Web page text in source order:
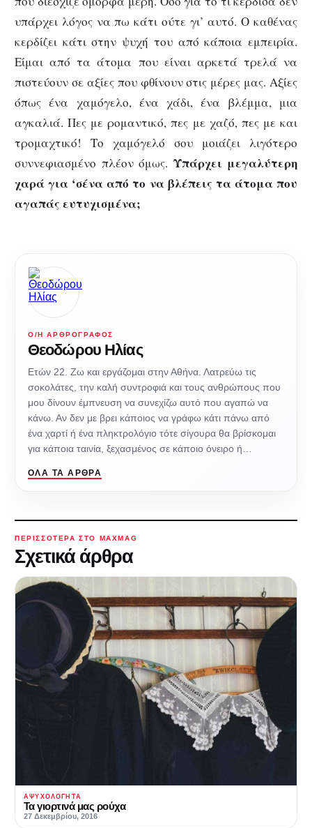
υπάρχει λόγος να πω κάτι ούτε γι’ αυτό. Ο καθένας
κερδίζει κάτι στην ψυχή του από κάποια εμπειρία.
Είμαι από τα άτομα που είναι αρκετά τρελά να
πιστεύουν σε αξίες που φθίνουν στις μέρες μας. Αξίες
όπως ένα χαμόγελο, ένα χάδι, ένα βλέμμα, μια
αγκαλιά. Πες με ρομαντικό, πες με χαζό, πες με και
τρομαχτικό! Το χαμόγελό σου μοιάζει λιγότερο
συννεφιασμένο πλέον όμως. Υπάρχει μεγαλύτερη
χαρά για ‘σένα από το να βλέπεις τα άτομα που
αγαπάς ευτυχισμένα;
Ο/Η ΑΡΘΡΟΓΡΆΦΟΣ
Θεοδώρου Ηλίας
Ετών 22. Ζω και εργάζομαι στην Αθήνα. Λατρεύω τις
σοκολάτες, την καλή συντροφιά και τους ανθρώπους που
μου δίνουν έμπνευση να συνεχίζω αυτό που αγαπώ να
κάνω. Αν δεν με βρει κάποιος να γράφω κάτι πάνω από
ένα χαρτί ή ένα πληκτρολόγιο τότε σίγουρα θα βρίσκομαι
για κάποια ταινία, ξεχασμένος σε κάποιο όνειρο ή…
ΌΛΑ ΤΑ ΆΡΘΡΑ
ΠΕΡΙΣΣΌΤΕΡΑ ΣΤΟ MAXMAG
Σχετικά άρθρα
ΑΨΥΧΟΛΌΓΗΤΑ
Τα γιορτινά μας ρούχα
27 Δεκεμβρίου, 2016